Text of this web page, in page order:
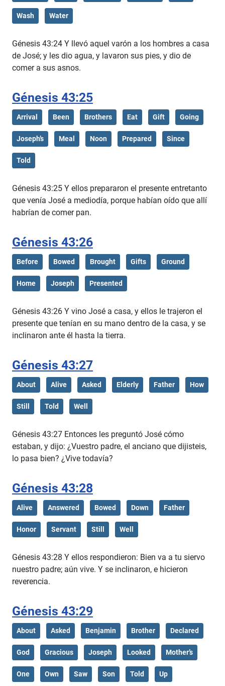
Wash Water
Génesis 43:24 Y llevó aquel varón a los hombres a casa
de José; y les dio agua, y lavaron sus pies, y dio de
comer a sus asnos.
Génesis 43:25
Arrival Been Brothers Eat Gift Going
Joseph’s Meal Noon Prepared Since
Told
Génesis 43:25 Y ellos prepararon el presente entretanto
que venía José a mediodía, porque habían oído que allí
habrían de comer pan.
Génesis 43:26
Before Bowed Brought Gifts Ground
Home Joseph Presented
Génesis 43:26 Y vino José a casa, y ellos le trajeron el
presente que tenían en su mano dentro de la casa, y se
inclinaron ante él hasta la tierra.
Génesis 43:27
About Alive Asked Elderly Father How
Still Told Well
Génesis 43:27 Entonces les preguntó José cómo
estaban, y dijo: ¿Vuestro padre, el anciano que dijisteis,
lo pasa bien? ¿Vive todavía?
Génesis 43:28
Alive Answered Bowed Down Father
Honor Servant Still Well
Génesis 43:28 Y ellos respondieron: Bien va a tu siervo
nuestro padre; aún vive. Y se inclinaron, e hicieron
reverencia.
Génesis 43:29
About Asked Benjamin Brother Declared
God Gracious Joseph Looked Mother’s
One Own Saw Son Told Up